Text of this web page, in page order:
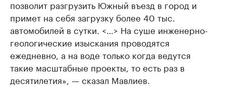
позволит разгрузить Южный въезд в город и
примет на себя загрузку более 40 тыс.
автомобилей в сутки. <…> На суше инженерно-
геологические изыскания проводятся
ежедневно, а на воде только когда ведутся
такие масштабные проекты, то есть раз в
десятилетия», — сказал Мавлиев.